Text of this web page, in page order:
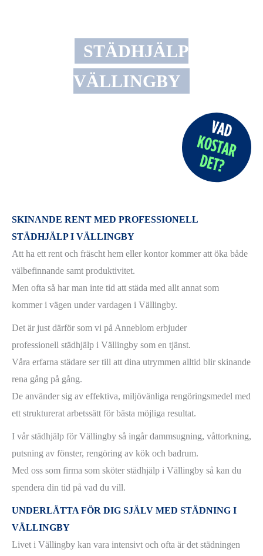
STÄDHJÄLP
VÄLLINGBY
SKINANDE RENT MED PROFESSIONELL
STÄDHJÄLP I VÄLLINGBY
Att ha ett rent och fräscht hem eller kontor kommer att öka både
välbefinnande samt produktivitet.
Men ofta så har man inte tid att städa med allt annat som
kommer i vägen under vardagen i Vällingby.
Det är just därför som vi på Anneblom erbjuder
professionell städhjälp i Vällingby som en tjänst.
Våra erfarna städare ser till att dina utrymmen alltid blir skinande
rena gång på gång.
De använder sig av effektiva, miljövänliga rengöringsmedel med
ett strukturerat arbetssätt för bästa möjliga resultat.
I vår städhjälp för Vällingby så ingår dammsugning, våttorkning,
putsning av fönster, rengöring av kök och badrum.
Med oss som firma som sköter städhjälp i Vällingby så kan du
spendera din tid på vad du vill.
UNDERLÄTTA FÖR DIG SJÄLV MED STÄDNING I
VÄLLINGBY
Livet i Vällingby kan vara intensivt och ofta är det städningen